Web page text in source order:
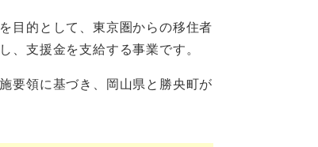
目的として、東京圏からの移住者
、支援金を支給する事業です。
要領に基づき、岡山県と勝央町が